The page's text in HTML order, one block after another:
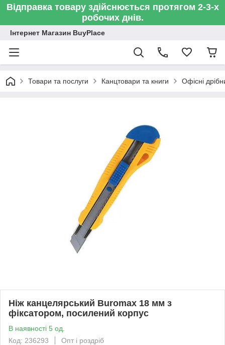
Відправка товару здійснюється протягом 2-3-х
робочих днів.
Інтернет Магазин BuyPlace
Товари та послуги Канцтовари та книги Офісні
Ніж канцелярський Buromax 18 мм з
фіксатором, посилений корпус
В наявності 5 од.
Код: 236293
Опт і роздріб